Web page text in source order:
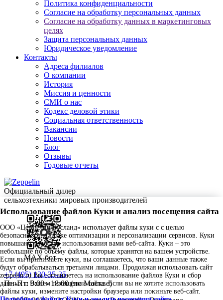
Политика конфиденциальности
Согласие на обработку персональных данных
Согласие на обработку данных в маркетинговых
целях
Защита персональных данных
Юридическое уведомление
Контакты
Адреса филиалов
О компании
История
Миссия и ценности
СМИ о нас
Кодекс деловой этики
Социальная ответственность
Вакансии
Новости
Блог
Отзывы
Годовые отчеты
Официальный дилер
сельхозтехники мировых производителей
MAX бот
+7 (495) 130-35-35
Пн-Пт: 9:00 - 18:00 (по Москве)
Использование файлов Куки и анализ посещения сайта
ООО «Цеппелин Русланд» использует файлы куки c с целью
безопасности, а также оптимизации и персонализации сервисов. Куки
повышают удобство использования вами веб-сайта. Куки – это
небольшие по объему файлы, которые хранятся на вашем устройстве.
Если вы принимаете куки, вы соглашаетесь, что ваши данные также
будут обрабатываться третьими лицами. Продолжая использовать сайт
zeppelin.ru Вы соглашаетесь на использование файлов Куки и сбор
данных о Вашем посещении сайта. Если вы не хотите использовать
файлы куки, измените настройки браузера или покиньте веб-сайт.